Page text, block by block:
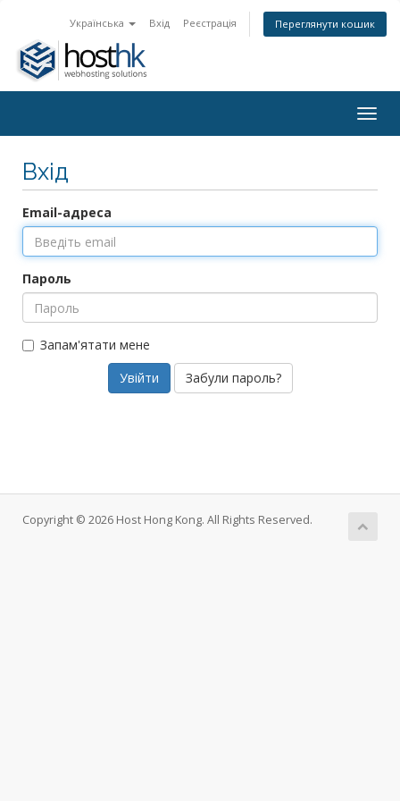
Українська Вхід Реєстрація Переглянути кошик
Вхід
Email-адреса
Пароль
Запам'ятати мене
Забули пароль?
Copyright © 2026 Host Hong Kong. All Rights Reserved.